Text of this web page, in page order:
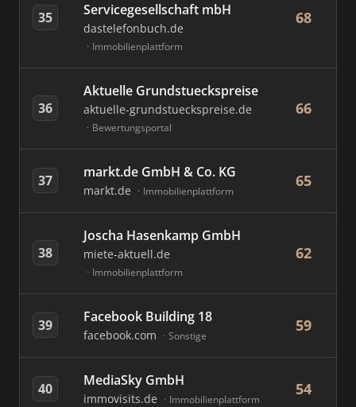
35
Servicegesellschaft mbH
dastelefonbuch.de
Immobilienplattform
68
36
Aktuelle Grundstueckspreise
aktuelle-grundstueckspreise.de
Bewertungsportal
66
37 markt.de GmbH & Co. KG
markt.de Immobilienplattform
65
38
Joscha Hasenkamp GmbH
miete-aktuell.de
Immobilienplattform
62
39 Facebook Building 18
facebook.com Sonstige
59
40 MediaSky GmbH
immovisits.de Immobilienplattform
54